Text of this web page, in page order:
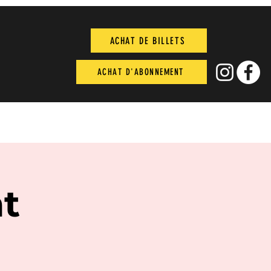
ACHAT DE BILLETS
ACHAT D'ABONNEMENT